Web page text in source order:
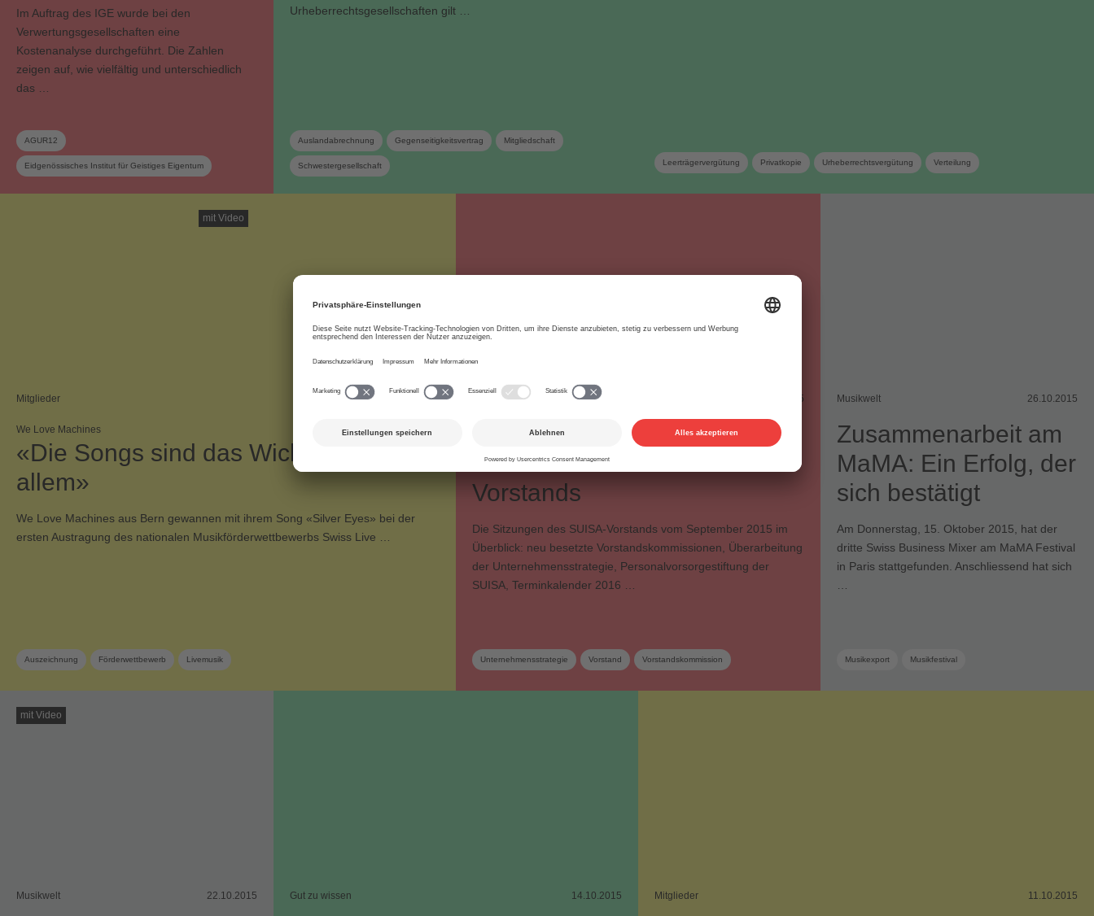
Im Auftrag des IGE wurde bei den
Verwertungsgesellschaften eine
Kostenanalyse durchgeführt. Die Zahlen
zeigen auf, wie vielfältig und unterschiedlich
das …
AGUR12
Eidgenössisches Institut für Geistiges Eigentum
Urheberrechtsgesellschaften gilt …
Auslandabrechnung Gegenseitigkeitsvertrag Mitgliedschaft
Schwestergesellschaft Leerträgervergütung Privatkopie Urheberrechtsvergütung Verteilung
mit Video
Mitglieder 09.11.2015
We Love Machines
«Die Songs sind das Wichtigste von
allem»
We Love Machines aus Bern gewannen mit ihrem Song «Silver Eyes» bei der
ersten Austragung des nationalen Musikförderwettbewerbs Swiss Live …
Auszeichnung Förderwettbewerb Livemusik
Unternehmen 02.11.2015
Erste Sitzung des neu
konstituierten SUISA-
Vorstands
Die Sitzungen des SUISA-Vorstands vom September 2015 im
Überblick: neu besetzte Vorstandskommissionen, Überarbeitung
der Unternehmensstrategie, Personalvorsorgestiftung der
SUISA, Terminkalender 2016 …
Unternehmensstrategie Vorstand Vorstandskommission
Musikwelt 26.10.2015
Zusammenarbeit am
MaMA: Ein Erfolg, der
sich bestätigt
Am Donnerstag, 15. Oktober 2015, hat der
dritte Swiss Business Mixer am MaMA Festival
in Paris stattgefunden. Anschliessend hat sich
Musikexport Musikfestival
mit Video
Musikwelt 22.10.2015 Gut zu wissen 14.10.2015 Mitglieder 11.10.2015